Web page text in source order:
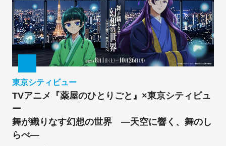
東京シティビュー
TVアニメ『薬屋のひとりごと』×東京シティビュ
ー
舞が織りなす幻想の世界 ―天空に響く、舞のし
らべ―